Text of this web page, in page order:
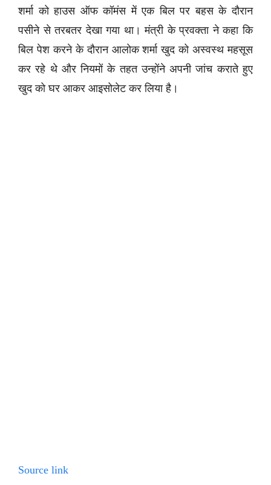
शर्मा को हाउस ऑफ कॉमंस में एक बिल पर बहस के दौरान
पसीने से तरबतर देखा गया था। मंत्री के प्रवक्ता ने कहा कि
बिल पेश करने के दौरान आलोक शर्मा खुद को अस्वस्थ महसूस
कर रहे थे और नियमों के तहत उन्होंने अपनी जांच कराते हुए
खुद को घर आकर आइसोलेट कर लिया है।
Source link